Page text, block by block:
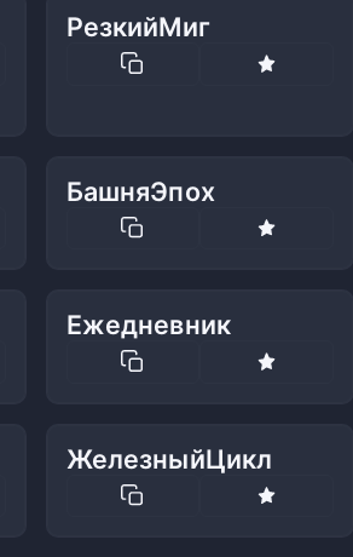
РезкийМиг
БашняЭпох
Ежедневник
ЖелезныйЦикл